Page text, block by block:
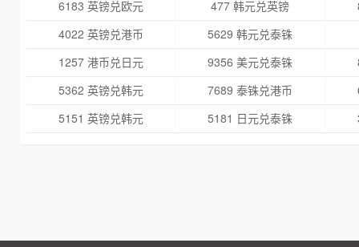
6183 英镑兑欧元 477 韩元兑英镑
4022 英镑兑港币
5629 韩元兑泰铢
1257 港币兑日元
9356 美元兑泰铢
5362 英镑兑韩元
7689 泰铢兑港币
5151 英镑兑韩元
5181 日元兑泰铢